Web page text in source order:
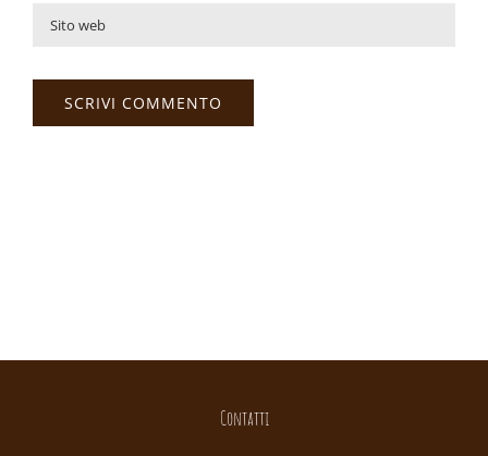
Contatti